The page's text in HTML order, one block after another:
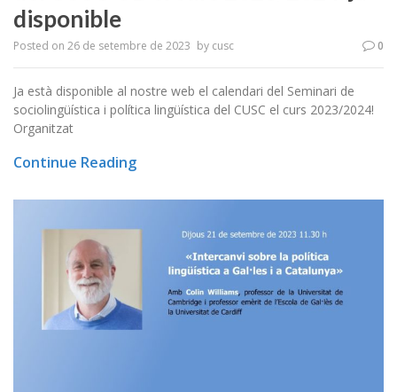
disponible
Posted on 26 de setembre de 2023 by cusc 0
Ja està disponible al nostre web el calendari del Seminari de
sociolingüística i política lingüística del CUSC el curs 2023/2024!
Organitzat
Continue Reading